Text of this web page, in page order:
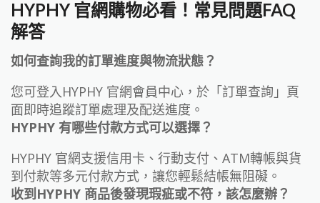
HYPHY 官網購物必看！常見問題FAQ
解答
如何查詢我的訂單進度與物流狀態？
您可登入HYPHY 官網會員中心，於「訂單查詢」頁
面即時追蹤訂單處理及配送進度。
HYPHY 有哪些付款方式可以選擇？
HYPHY 官網支援信用卡、行動支付、ATM轉帳與貨
到付款等多元付款方式，讓您輕鬆結帳無阻礙。
收到HYPHY 商品後發現瑕疵或不符，該怎麼辦？